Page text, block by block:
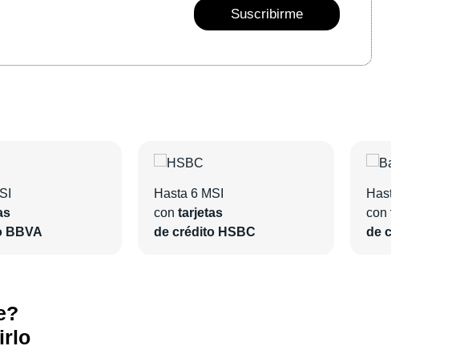
Suscribirme
BBVA
Hasta 6 MSI
con tarjetas
de crédito HSBC
Hasta 6 MSI
con tarjetas
de crédito